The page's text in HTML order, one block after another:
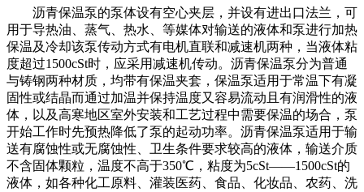
沥青保温泵的泵体设有空心夹层，并设有进出口法兰，可
用于导热油、蒸气、热水、等媒体对输送的液体和泵进行加热
保温及冷却该泵传动方式有电机直联和减速机两种，当液体粘
度超过1500cSt时，应采用减速机传动。沥青保温泵分为普通
与铸钢两种材质，均带有保温夹套，保温泵适用于常温下有凝
固性或结晶而通过加温并保持温度又容易流动且有润滑性的液
体，以及高寒地区室外安装和工艺过程中需要保温的场合，泵
开始工作时先预热降低了泵的起动功率。沥青保温泵适用于输
送有腐蚀性或无腐蚀性、卫生条件要求较高的液体，输送介质
不含固体颗粒，温度不高于350℃，粘度为5cSt——1500cSt的
液体，如各种化工原料、灌装医药、食品、化妆品、农药、洗